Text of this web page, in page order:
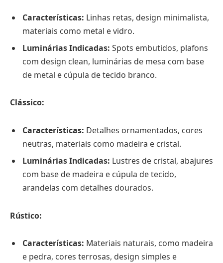
Características: Linhas retas, design minimalista,
materiais como metal e vidro.
Luminárias Indicadas: Spots embutidos, plafons
com design clean, luminárias de mesa com base
de metal e cúpula de tecido branco.
Clássico:
Características: Detalhes ornamentados, cores
neutras, materiais como madeira e cristal.
Luminárias Indicadas: Lustres de cristal, abajures
com base de madeira e cúpula de tecido,
arandelas com detalhes dourados.
Rústico:
Características: Materiais naturais, como madeira
e pedra, cores terrosas, design simples e